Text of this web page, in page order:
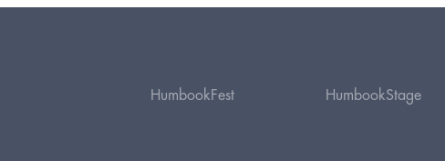
HumbookFest HumbookStage